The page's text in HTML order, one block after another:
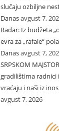
slučaju ozbiljne
Danasavgust 7,
Radar: Iz budžeta
evra za „rafale“
Danasavgust 7,
SRPSKOM
gradilištima radnici
vraćaju i naši iz
avgust 7, 2026